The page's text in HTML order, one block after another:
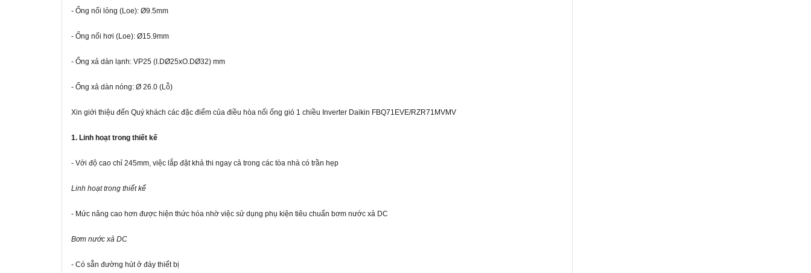
- Ống nối lỏng (Loe): Ø9.5mm
- Ống nối hơi (Loe): Ø15.9mm
- Ống xả dàn lạnh: VP25 (I.DØ25xO.DØ32) mm
- Ống xả dàn nóng: Ø 26.0 (Lỗ)
Xin giới thiệu đến Quý khách các đặc điểm của điều hòa nối ống gió 1 chiều Inverter Daikin FBQ71EVE/RZR71MVMV
1. Linh hoạt trong thiết kế
- Với độ cao chỉ 245mm, việc lắp đặt khả thi ngay cả trong các tòa nhà có trần hẹp
Linh hoạt trong thiết kế
- Mức nâng cao hơn được hiện thức hóa nhờ việc sử dụng phụ kiện tiêu chuẩn bơm nước xả DC
Bơm nước xả DC
- Có sẵn đường hút ở đáy thiết bị